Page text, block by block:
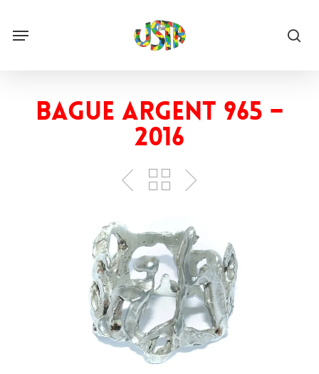
main
content
Menu
Bague Argent 965 –
2016